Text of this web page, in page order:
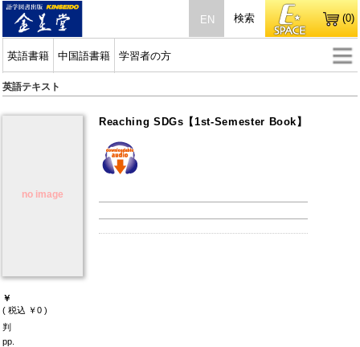
EN
英語書籍 中国語書籍 学習者の方
検索 (0)
英語テキスト
no image
￥
( 税込 ￥0 )
判
pp.
Reaching SDGs【1st-Semester Book】